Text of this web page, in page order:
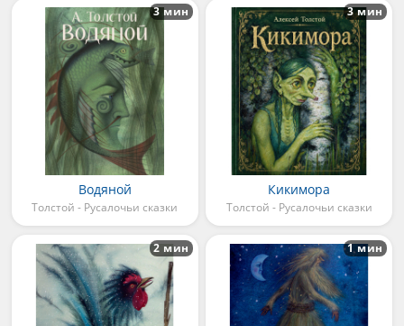
Водяной
Толстой - Русалочьи сказки
3 мин
Кикимора
Толстой - Русалочьи сказки
3 мин
2 мин 1 мин